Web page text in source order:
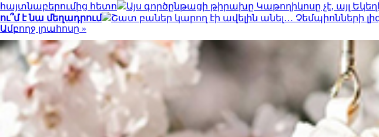
հայտնաբերումից հետո
Այս գործընթացի թիրախը Կաթողիկոսը չէ, այլ
ու՞մ է նա մեղադրում
Շատ բաներ կարող էի ավելին անել… Չեմպիոնների
Ամբողջ լրահոսը »